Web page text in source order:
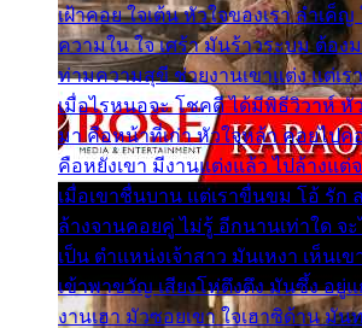
เฝ้าคอย ใจเต้น หัวใจของเรา ลำเค็
ความใน ใจ เศร้า มันร้าวระบม ต้อง
ท่ามความสุขี ช่วยงานเขาแต่ง แต่เร
เมื่อไรหนอจะ โชคดี ได้มีพิธีวิวาห์ หั
มา คือหน้าที่เก่า หัวใจหล้า คอยไปค
คือหยังเขา มีงานแต่งแล้ว ไปล้างแต่
เมื่อเขาชื่นบาน แต่เราขื่นขม โอ้ รัก
ล้างจานคอยคู่ ไม่รู้ อีกนานเท่าใด จ
เป็น ตำแหน่งเจ้าสาว มันเหงา เห็น
เข้าพาขวัญ เสียงโห่ตึงตึง มันซึ้ง อยู่
งานเฮา มัวซอยเขา ใจเฮาซิด้าน มั